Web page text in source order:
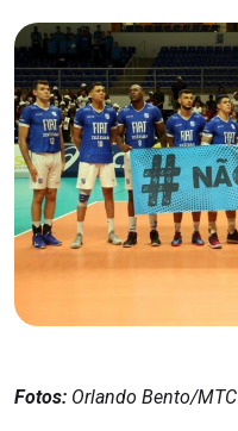
Fotos: Orlando Bento/MTC